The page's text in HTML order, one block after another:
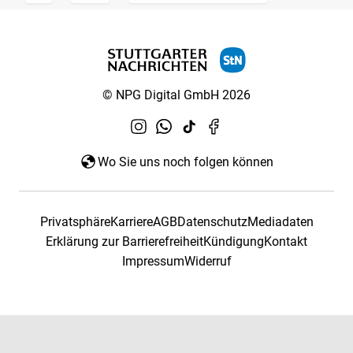
© NPG Digital GmbH 2026
Wo Sie uns noch folgen können
PrivatsphäreKarriereAGBDatenschutzMediadaten
Erklärung zur BarrierefreiheitKündigungKontakt
ImpressumWiderruf